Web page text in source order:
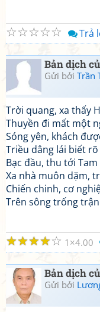
☆
☆
☆
☆
☆ Trả
Bản dịch
Gửi bởi Trần
Trời quang, xa thấy
Thuyền đi mất một
Sóng yên, khách
Triều dâng lái biết
Bạc đầu, thu tới
Xa nhà muôn dặm,
Chiến chinh, cơ
Trên sông trống
☆
☆
☆
☆
☆ 1 4.00
Bản dịch
Gửi bởi